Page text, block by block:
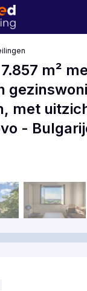
m²
met
-